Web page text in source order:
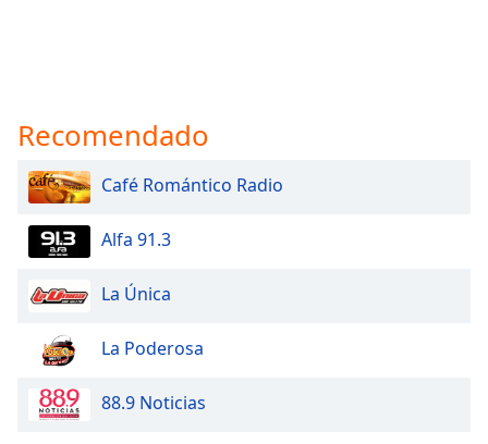
Recomendado
Café Romántico Radio
Alfa 91.3
La Única
La Poderosa
88.9 Noticias